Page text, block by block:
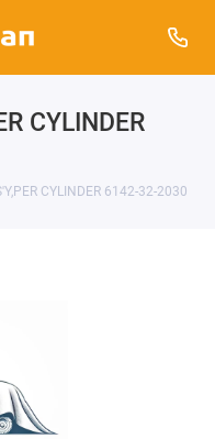
CYLINDER
CYLINDER 6142-32-2030